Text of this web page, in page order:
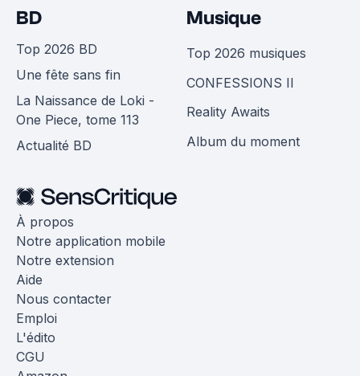
BD
Top 2026 BD
Une fête sans fin
La Naissance de Loki -
One Piece, tome 113
Actualité BD
Musique
Top 2026 musiques
CONFESSIONS II
Reality Awaits
Album du moment
À propos
Notre application mobile
Notre extension
Aide
Nous contacter
Emploi
L'édito
CGU